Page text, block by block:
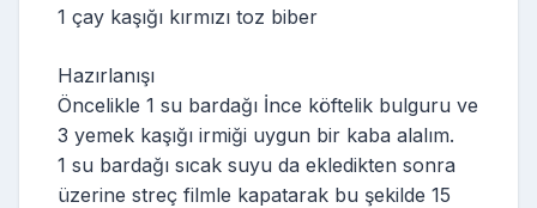
1 çay kaşığı kırmızı toz biber
Hazırlanışı
Öncelikle 1 su bardağı İnce köftelik bulguru ve
3 yemek kaşığı irmiği uygun bir kaba alalım.
1 su bardağı sıcak suyu da ekledikten sonra
üzerine streç filmle kapatarak bu şekilde 15